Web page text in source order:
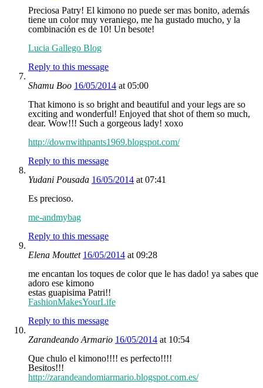
Preciosa Patry! El kimono no puede ser mas bonito, además
tiene un color muy veraniego, me ha gustado mucho, y la
combinación es de 10! Un besote!
Lucia Gallego Blog
Reply to this message
Shamu Boo 16/05/2014 at 05:00
That kimono is so bright and beautiful and your legs are so
exciting and wonderful! Enjoyed that shot of them so much,
dear. Wow!!! Such a gorgeous lady! xoxo
http://downwithpants1969.blogspot.com/
Reply to this message
Yudani Pousada 16/05/2014 at 07:41
Es precioso.
me-andmybag
Reply to this message
Elena Mouttet 16/05/2014 at 09:28
me encantan los toques de color que le has dado! ya sabes que
adoro ese kimono
estas guapisima Patri!!
FashionMakesYourLife
Reply to this message
Zarandeando Armario 16/05/2014 at 10:54
Que chulo el kimono!!!! es perfecto!!!!
Besitos!!!
http://zarandeandomiarmario.blogspot.com.es/